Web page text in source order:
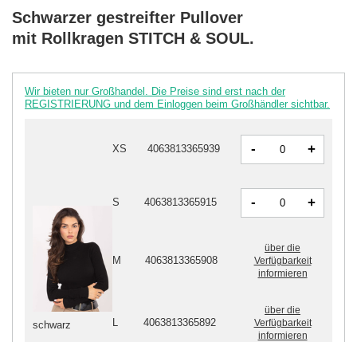
Schwarzer gestreifter Pullover
mit Rollkragen STITCH & SOUL.
Wir bieten nur Großhandel. Die Preise sind erst nach der
REGISTRIERUNG und dem Einloggen beim Großhändler sichtbar.
schwarz
XS 4063813365939 - +
S 4063813365915 - +
M 4063813365908
über die
Verfügbarkeit
informieren
4063813365892
über die
Verfügbarkeit
informieren